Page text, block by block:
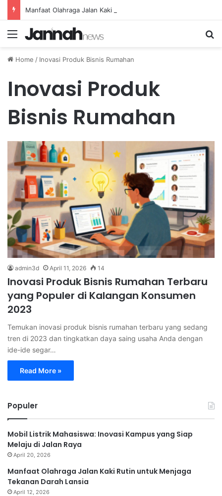
Menu
Home / Inovasi Produk Bisnis Rumahan
Inovasi Produk
Bisnis Rumahan
admin3d April 11, 2026 14
Inovasi Produk Bisnis Rumahan Terbaru
yang Populer di Kalangan Konsumen
2023
Temukan inovasi produk bisnis rumahan terbaru yang sedang
tren di 2023 dan tingkatkan daya saing usaha Anda dengan
ide-ide segar…
Read More »
Populer
Mobil Listrik Mahasiswa: Inovasi Kampus yang Siap
Melaju di Jalan Raya
April 20, 2026
Manfaat Olahraga Jalan Kaki Rutin untuk Menjaga
Tekanan Darah Lansia
April 12, 2026